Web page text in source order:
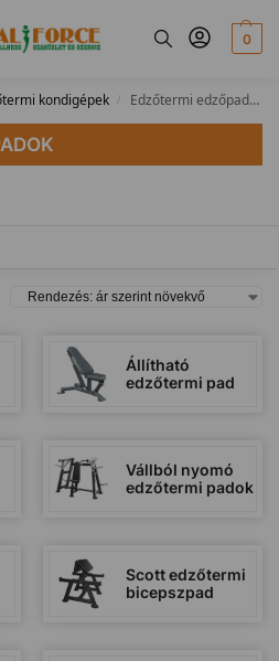
0
kondigépek / Edzőtermi edzőpadok
Állítható
edzőtermi pad
Vállból nyomó
edzőtermi padok
Scott edzőtermi
bicepszpad